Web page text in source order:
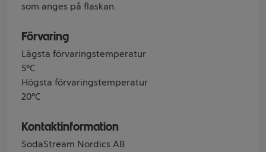
som anges på flaskan.
Förvaring
Lägsta förvaringstemperatur
5°C
Högsta förvaringstemperatur
20°C
Kontaktinformation
SodaStream Nordics AB